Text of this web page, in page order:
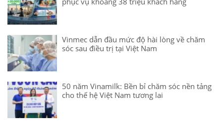
Vinmec dẫn đầu mức độ hài lòng về chăm
sóc sau điều trị tại Việt Nam
50 năm Vinamilk: Bền bỉ chăm sóc nền tảng
cho thế hệ Việt Nam tương lai